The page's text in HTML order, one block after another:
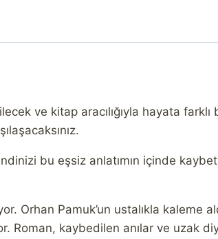
ve kitap aracılığıyla hayata
bu eşsiz anlatımın içinde
Orhan Pamuk’un ustalıkla kaleme
Roman, kaybedilen anılar ve uzak